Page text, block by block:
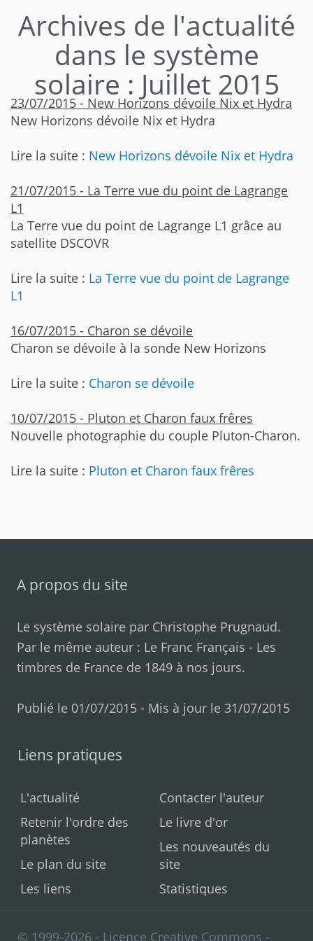
Archives de l'actualité
dans le système
solaire : Juillet 2015
23/07/2015 - New Horizons dévoile Nix et Hydra
New Horizons dévoile Nix et Hydra
Lire la suite : New Horizons dévoile Nix et Hydra
21/07/2015 - La Terre vue du point de Lagrange
L1
La Terre vue du point de Lagrange L1 grâce au
satellite DSCOVR
Lire la suite : La Terre vue du point de Lagrange
L1
16/07/2015 - Charon se dévoile
Charon se dévoile à la sonde New Horizons
Lire la suite : Charon se dévoile
10/07/2015 - Pluton et Charon faux frêres
Nouvelle photographie du couple Pluton-Charon.
Lire la suite : Pluton et Charon faux frêres
A propos du site
Le système solaire par Christophe Prugnaud.
Par le même auteur : Le Franc Français - Les
timbres de France de 1849 à nos jours.
Publié le 01/07/2015 - Mis à jour le 31/07/2015
Liens pratiques
L'actualité
Retenir l'ordre des
planètes
Le plan du site
Les liens
Contacter l'auteur
Le livre d'or
Les nouveautés du
site
Statistiques
© 1999-2026 - Licence Creative Commons -